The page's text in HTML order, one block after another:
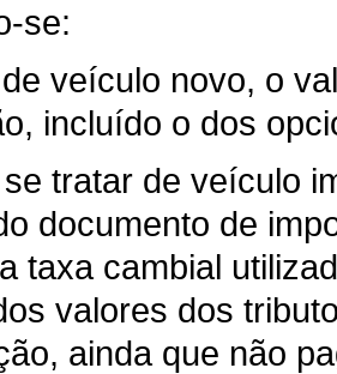
se:
veículo novo, o
incluído o dos
tratar de veículo
documento de
taxa cambial
valores dos
ainda que não